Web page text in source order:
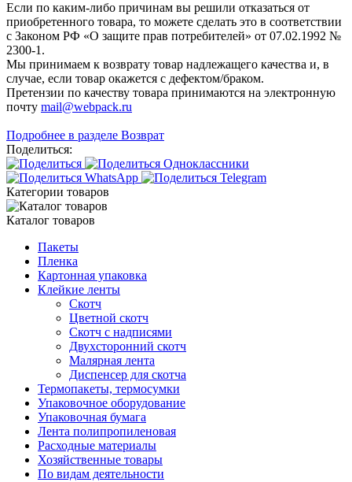
Если по каким-либо причинам вы решили отказаться от
приобретенного товара, то можете сделать это в соответствии
с Законом РФ «О защите прав потребителей» от 07.02.1992 №
2300-1.
Мы принимаем к возврату товар надлежащего качества и, в
случае, если товар окажется с дефектом/браком.
Претензии по качеству товара принимаются на электронную
почту mail@webpack.ru
Подробнее в разделе Возврат
Поделиться:
Категории товаров
Каталог товаров
Пакеты
Пленка
Картонная упаковка
Клейкие ленты
Скотч
Цветной скотч
Скотч с надписями
Двухсторонний скотч
Малярная лента
Диспенсер для скотча
Термопакеты, термосумки
Упаковочное оборудование
Упаковочная бумага
Лента полипропиленовая
Расходные материалы
Хозяйственные товары
По видам деятельности